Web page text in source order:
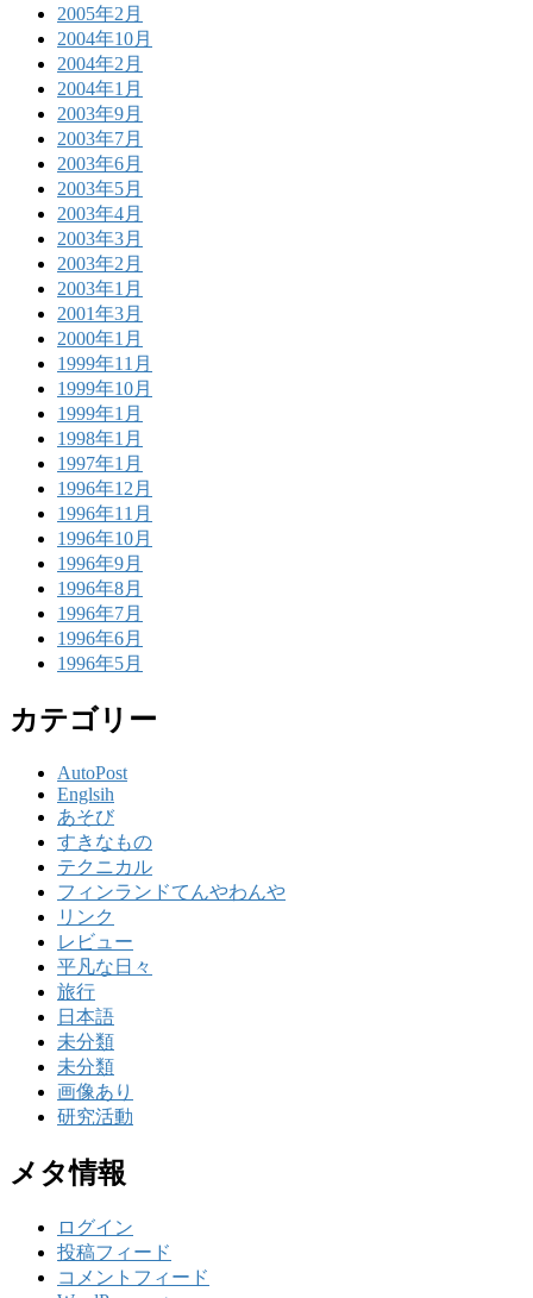
2005年2月
2004年10月
2004年2月
2004年1月
2003年9月
2003年7月
2003年6月
2003年5月
2003年4月
2003年3月
2003年2月
2003年1月
2001年3月
2000年1月
1999年11月
1999年10月
1999年1月
1998年1月
1997年1月
1996年12月
1996年11月
1996年10月
1996年9月
1996年8月
1996年7月
1996年6月
1996年5月
カテゴリー
AutoPost
Englsih
あそび
すきなもの
テクニカル
フィンランドてんやわんや
リンク
レビュー
平凡な日々
旅行
日本語
未分類
未分類
画像あり
研究活動
メタ情報
ログイン
投稿フィード
コメントフィード